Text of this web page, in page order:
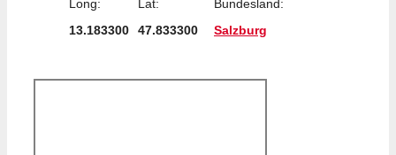
Long:
13.183300
Lat:
47.833300
Bundesland:
Salzburg